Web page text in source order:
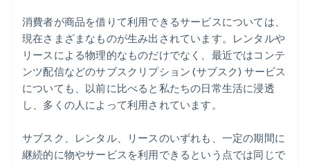
消費者が商品を借りて利用できるサービスについては、
現在さまざまなものが生み出されています。レンタルや
リースによる物理的なものだけでなく、最近ではコンテ
ンツ配信などのサブスクリプション (サブスク) サービス
についても、以前に比べると私たちの日常生活に浸透
し、多くの人によって利用されています。
サブスク、レンタル、リースのいずれも、一定の期間に
継続的に物やサービスを利用できるという点では同じで